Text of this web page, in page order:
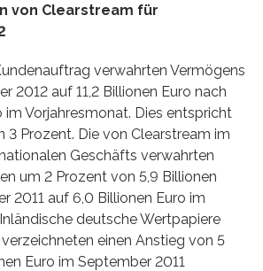
von Clearstream für
verwahrten Vermögens
2012 auf 11,2 Billionen Euro nach
im Vorjahresmonat. Dies entspricht
3 Prozent. Die von Clearstream im
Geschäfts verwahrten
um 2 Prozent von 5,9 Billionen
2011 auf 6,0 Billionen Euro im
deutsche Wertpapiere
einen Anstieg von 5
Euro im September 2011